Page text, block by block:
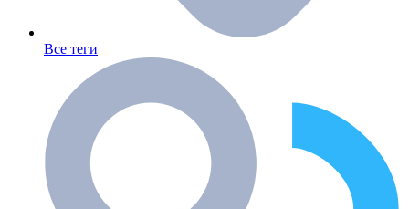
Все теги